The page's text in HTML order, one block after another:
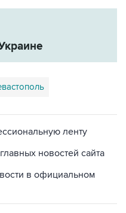
ленту
новостей сайта
в официальном